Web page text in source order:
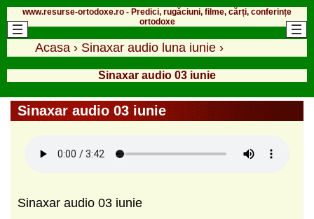
www.resurse-ortodoxe.ro - Predici, rugăciuni, filme, cărți, conferințe
ortodoxe
Acasa › Sinaxar audio luna iunie ›
Sinaxar audio 03 iunie
Sinaxar audio 03 iunie
Sinaxar audio 03 iunie